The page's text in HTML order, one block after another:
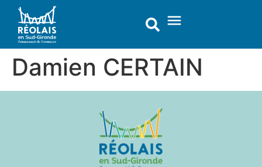
principal
Damien CERTAIN